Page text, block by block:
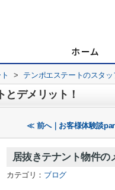
> テンポエステートのスタ
とデメリット！
≪ 前へ｜お客様体験談
居抜きテナント物件の
カテゴリ： ブログ